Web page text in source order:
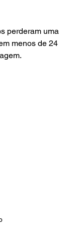
perderam uma
menos de 24